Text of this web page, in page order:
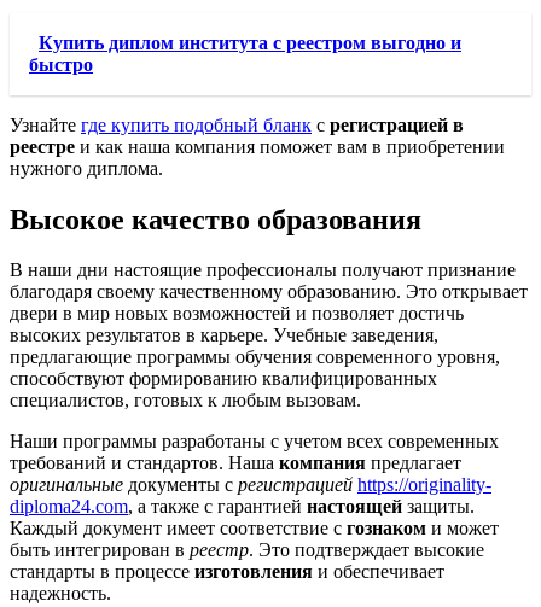
Купить диплом института с реестром выгодно и
быстро
Узнайте где купить подобный бланк с регистрацией в
реестре и как наша компания поможет вам в приобретении
нужного диплома.
Высокое качество образования
В наши дни настоящие профессионалы получают признание
благодаря своему качественному образованию. Это открывает
двери в мир новых возможностей и позволяет достичь
высоких результатов в карьере. Учебные заведения,
предлагающие программы обучения современного уровня,
способствуют формированию квалифицированных
специалистов, готовых к любым вызовам.
Наши программы разработаны с учетом всех современных
требований и стандартов. Наша компания предлагает
оригинальные документы с регистрацией https://originality-
diploma24.com, а также с гарантией настоящей защиты.
Каждый документ имеет соответствие с гознаком и может
быть интегрирован в реестр. Это подтверждает высокие
стандарты в процессе изготовления и обеспечивает
надежность.